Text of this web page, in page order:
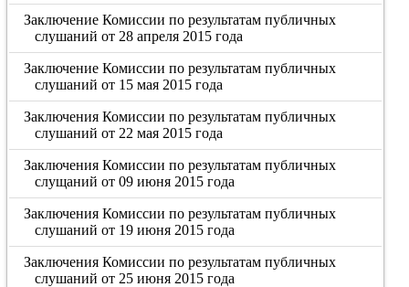
Заключение Комиссии по результатам публичных
слушаний от 28 апреля 2015 года
Заключение Комиссии по результатам публичных
слушаний от 15 мая 2015 года
Заключения Комиссии по результатам публичных
слушаний от 22 мая 2015 года
Заключения Комиссии по результатам публичных
слущаний от 09 июня 2015 года
Заключения Комиссии по результатам публичных
слушаний от 19 июня 2015 года
Заключения Комиссии по результатам публичных
слушаний от 25 июня 2015 года